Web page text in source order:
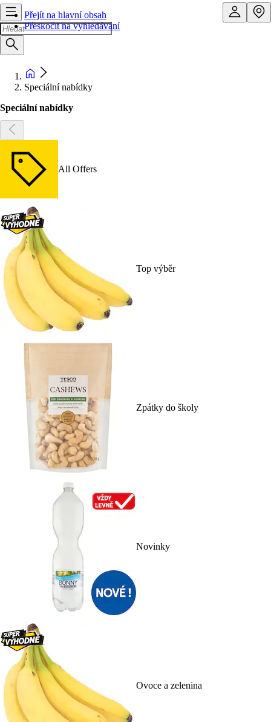
Přejít na hlavní obsah
Přeskočit na vyhledávání
Speciální nabídky
Speciální nabídky
All Offers
Top výběr
Zpátky do školy
Novinky
Ovoce a zelenina